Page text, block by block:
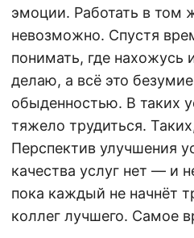
эмоции. Работать в том
невозможно. Спустя
понимать, где нахожусь
делаю, а всё это
обыденностью. В таких
тяжело трудиться.
Перспектив улучшения
качества услуг нет — и
пока каждый не начнёт
коллег лучшего. Самое